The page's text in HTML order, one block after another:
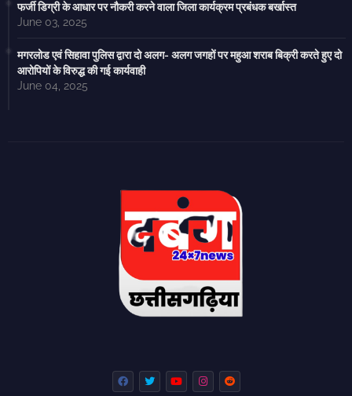
फर्जी डिग्री के आधार पर नौकरी करने वाला जिला कार्यक्रम प्रबंधक बर्खास्त
June 03, 2025
मगरलोड एवं सिहावा पुलिस द्वारा दो अलग- अलग जगहों पर महुआ शराब बिक्री करते हुए दो
आरोपियों के विरुद्ध की गई कार्यवाही
June 04, 2025